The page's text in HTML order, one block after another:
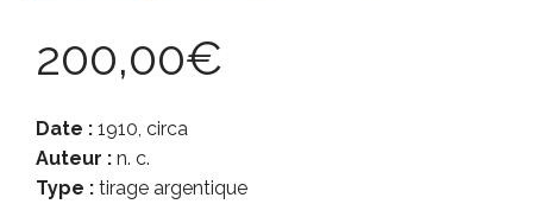
200,00€
Date : 1910, circa
Auteur : n. c.
Type : tirage argentique